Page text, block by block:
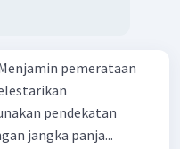
jangka panja...